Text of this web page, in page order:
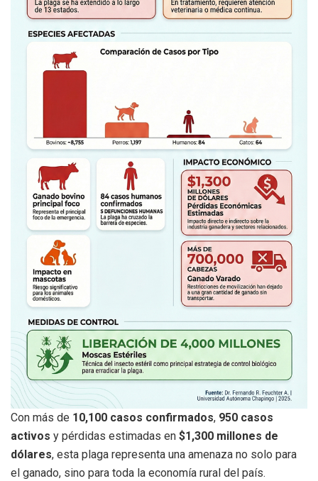
Con más de 10,100 casos confirmados, 950 casos
activos y pérdidas estimadas en $1,300 millones de
dólares, esta plaga representa una amenaza no solo para
el ganado, sino para toda la economía rural del país.